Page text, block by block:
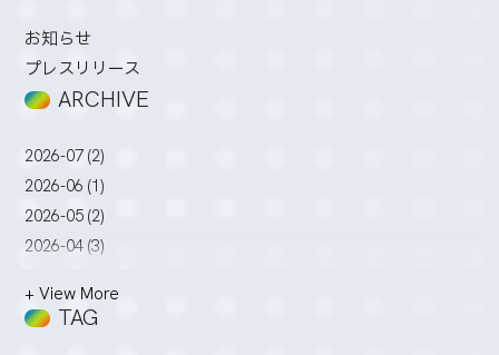
お知らせ
プレスリリース
ARCHIVE
2026-07 (2)
2026-06 (1)
2026-05 (2)
2026-04 (3)
2026-02 (3)
+ View More
TAG